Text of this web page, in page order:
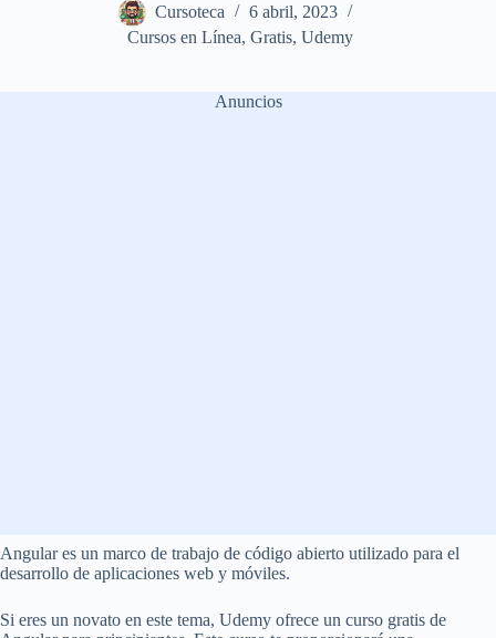
Cursoteca
6 abril, 2023
Cursos en Línea,Gratis,Udemy
Anuncios
Angular es un marco de trabajo de código abierto utilizado para el
desarrollo de aplicaciones web y móviles.
Si eres un novato en este tema, Udemy ofrece un curso gratis de